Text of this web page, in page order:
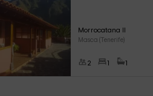
Morrocatana II
Masca (Tenerife)
2 1 1